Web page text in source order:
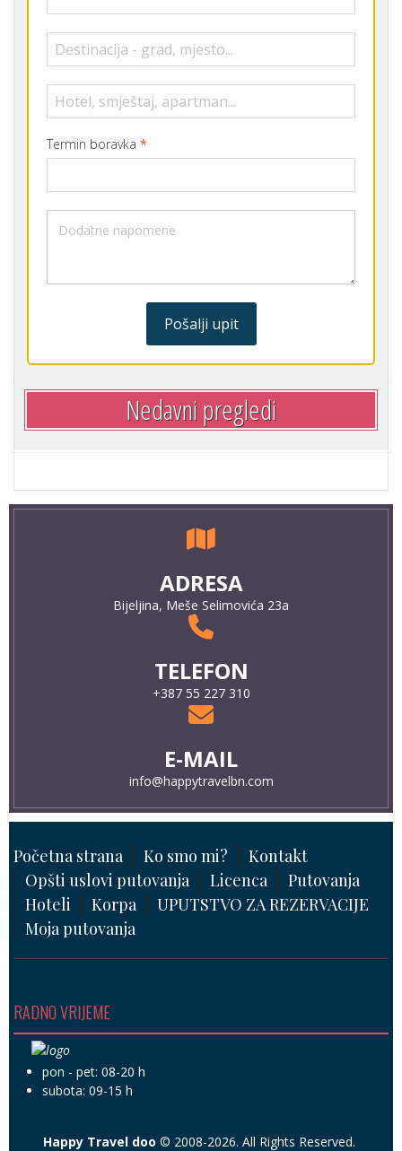
Termin boravka *
Pošalji upit
Nedavni pregledi
ADRESA
Bijeljina, Meše Selimovića 23a
TELEFON
+387 55 227 310
E-MAIL
info@happytravelbn.com
Početna strana Ko smo mi?
Kontakt
Opšti uslovi putovanja
Licenca
Putovanja
Hoteli
Korpa
UPUTSTVO ZA REZERVACIJE
Moja putovanja
RADNO VRIJEME
pon - pet: 08-20 h
subota: 09-15 h
Happy Travel doo © 2008-2026. All Rights Reserved.